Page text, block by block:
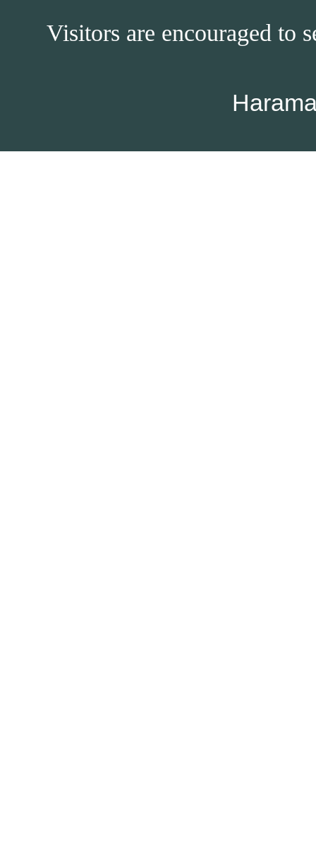
Visitors are encouraged to